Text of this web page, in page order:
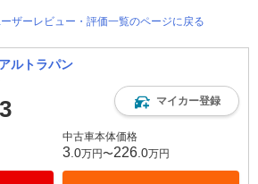
ザーレビュー・評価一覧のページに戻る
ルトラパン
マイカー登録
中古車本体価格
3 .0万円〜226 .0万円